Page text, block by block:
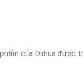
của Dahua được